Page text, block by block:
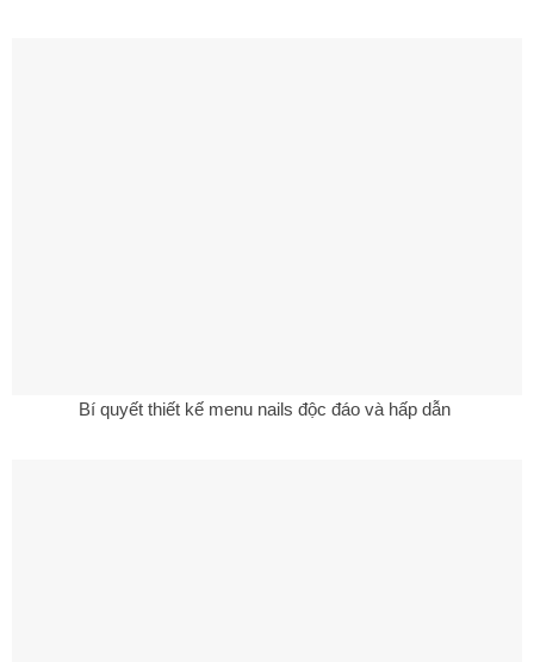
Bí quyết thiết kế menu nails độc đáo và hấp dẫn